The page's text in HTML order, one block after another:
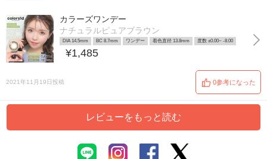
カラーズワンデー
ナチュラルピュアブラウン
DIA 14.5mm BC 8.7mm ワンデー 着色直径 13.8mm 度数 ±0.00~ -8.00
¥1,485
2021年11月19日投稿 0参考になった
レビューをもっと読む